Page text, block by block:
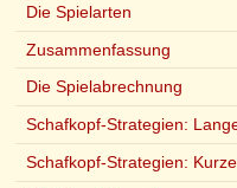
Die Spielarten
Zusammenfassung
Die Spielabrechnung
Schafkopf-Strategien:
Schafkopf-Strategien: